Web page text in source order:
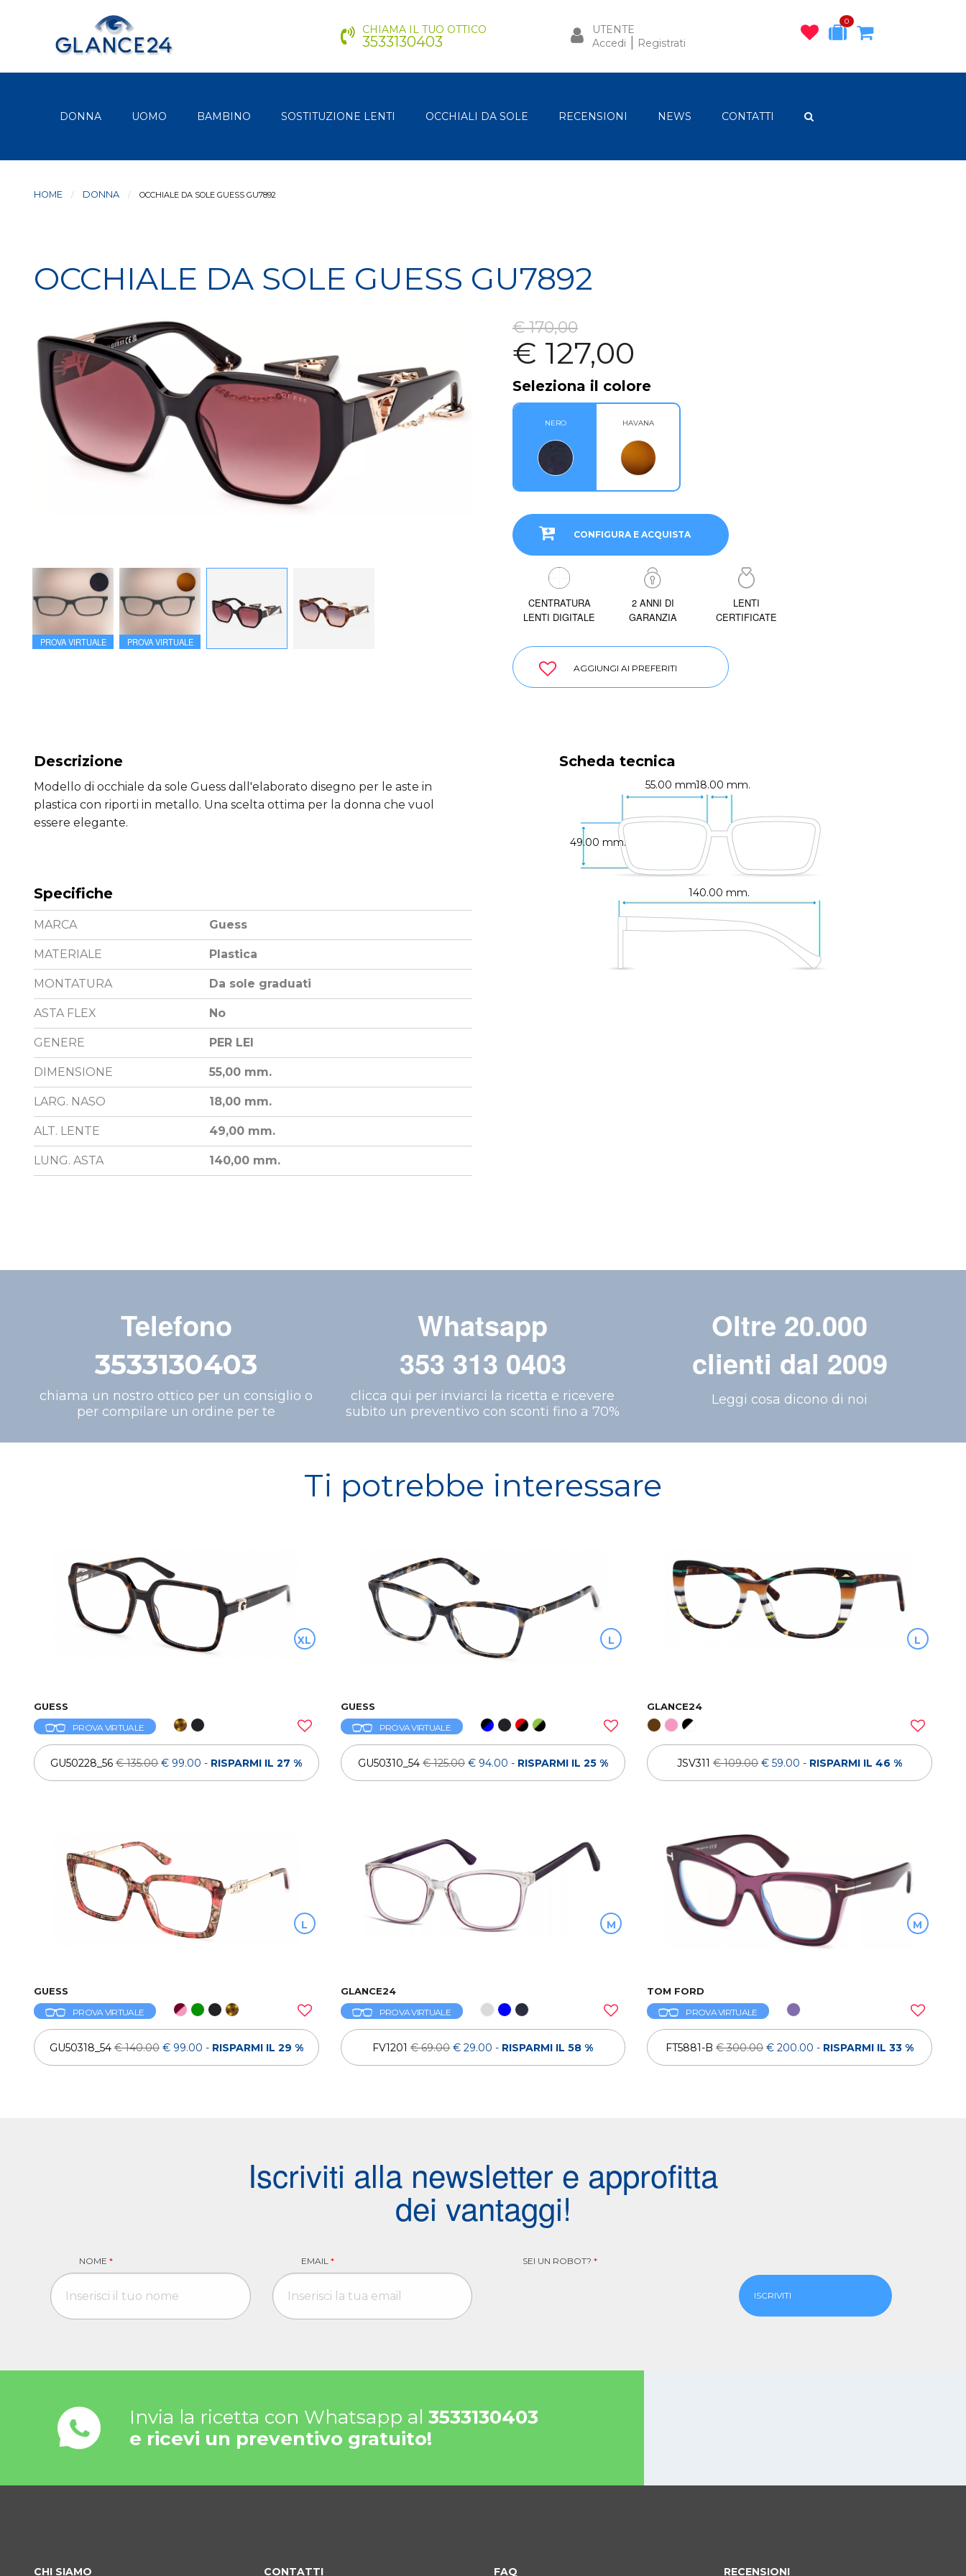
CHIAMA IL TUO OTTICO
3533130403
UTENTE
Accedi | Registrati
0
DONNA UOMO BAMBINO SOSTITUZIONE LENTI OCCHIALI DA SOLE RECENSIONI NEWS CONTATTI
HOME DONNA CURRENT:
OCCHIALE DA SOLE GUESS GU7892
OCCHIALE DA SOLE GUESS GU7892
PROVA VIRTUALE PROVA VIRTUALE
€ 170,00
€ 127,00
Seleziona il colore
NERO HAVANA
CONFIGURA E ACQUISTA
CENTRATURA
LENTI DIGITALE
2 ANNI DI
GARANZIA
LENTI
CERTIFICATE
AGGIUNGI AI PREFERITI
Descrizione
Modello di occhiale da sole Guess dall'elaborato disegno per le aste in
plastica con riporti in metallo. Una scelta ottima per la donna che vuol
essere elegante.
Specifiche
MARCA Guess
MATERIALE Plastica
MONTATURA Da sole graduati
ASTA FLEX No
GENERE PER LEI
DIMENSIONE 55,00 mm.
LARG. NASO 18,00 mm.
ALT. LENTE 49,00 mm.
LUNG. ASTA 140,00 mm.
Scheda tecnica
55.00 mm.18.00 mm.
140.00 mm.
49.00 mm.
Telefono
3533130403
chiama un nostro ottico per un consiglio o
per compilare un ordine per te
Whatsapp
353 313 0403
clicca qui per inviarci la ricetta e ricevere
subito un preventivo con sconti fino a 70%
Oltre 20.000
clienti dal 2009
Leggi cosa dicono di noi
Ti potrebbe interessare
XL
GUESS
PROVA VIRTUALE
GU50228_56€ 135.00 € 99.00 - RISPARMI IL 27 %
L
GUESS
PROVA VIRTUALE
GU50310_54 € 125.00 € 94.00 - RISPARMI IL 25 %
L
GLANCE24
JSV311€ 109.00 € 59.00 - RISPARMI IL 46 %
L
GUESS
PROVA VIRTUALE
GU50318_54€ 140.00 € 99.00 - RISPARMI IL 29 %
M
GLANCE24
PROVA VIRTUALE
FV1201€ 69.00 € 29.00 - RISPARMI IL 58 %
M
TOM FORD
PROVA VIRTUALE
FT5881-B€ 300.00 € 200.00 - RISPARMI IL 33 %
Iscriviti alla newsletter e approfitta
dei vantaggi!
NOME * EMAIL * SEI UN ROBOT? *
ISCRIVITI
Invia la ricetta con Whatsapp al 3533130403
e ricevi un preventivo gratuito!
CHI SIAMO CONTATTI FAQ RECENSIONI